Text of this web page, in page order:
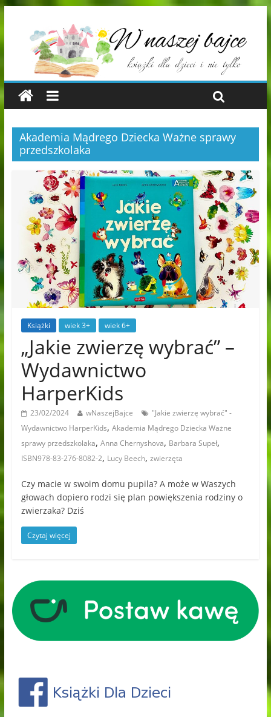
Akademia Mądrego Dziecka Ważne sprawy
przedszkolaka
Książki wiek 3+ wiek 6+
„Jakie zwierzę wybrać” –
Wydawnictwo
HarperKids
23/02/2024 wNaszejBajce
"Jakie zwierzę wybrać" -
Wydawnictwo HarperKids, Akademia Mądrego Dziecka Ważne
sprawy przedszkolaka, Anna Chernyshova, Barbara Supeł,
ISBN978-83-276-8082-2, Lucy Beech, zwierzęta
Czy macie w swoim domu pupila? A może w Waszych
głowach dopiero rodzi się plan powiększenia rodziny o
zwierzaka? Dziś
Czytaj więcej